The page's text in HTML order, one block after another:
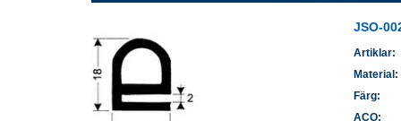
JSO-
Artiklar:
Material:
Färg:
ACO: